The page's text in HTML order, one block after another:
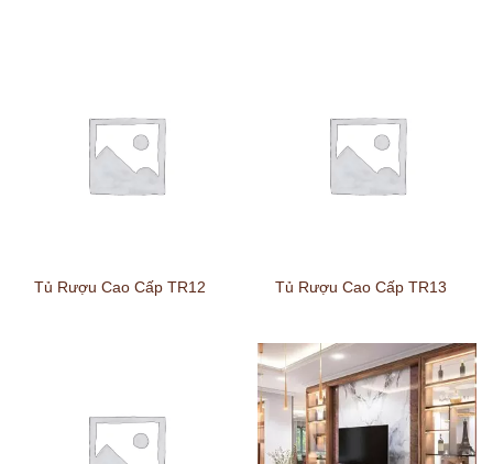
Tủ Rượu Cao Cấp TR12 Tủ Rượu Cao Cấp TR13